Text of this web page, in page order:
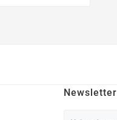
Newsletter